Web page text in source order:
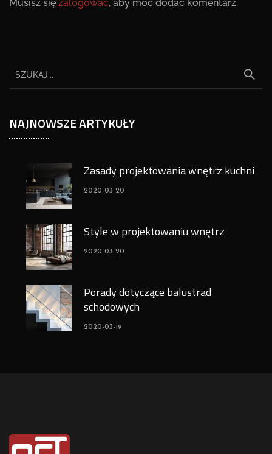
Musisz się zalogować, aby móc dodać komentarz.
NAJNOWSZE ARTYKUŁY
Zasady projektowania wnętrz kuchni
2020-03-20
Style w projektowaniu wnętrz
2020-03-20
Porady dotyczące balustrad
schodowych
2020-03-19